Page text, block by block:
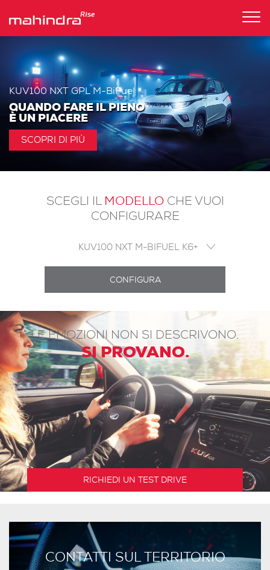
KUV100 NXT GPL M-BiFuel
QUANDO FARE IL PIENO
È UN PIACERE
SCOPRI DI PIÙ
SCEGLI IL MODELLOCHE VUOI
CONFIGURARE
KUV100 NXT M-BIFUEL K6+
LE EMOZIONI NON SI DESCRIVONO.
SI PROVANO.
RICHIEDI UN TEST DRIVE
CONTATTI SUL TERRITORIO